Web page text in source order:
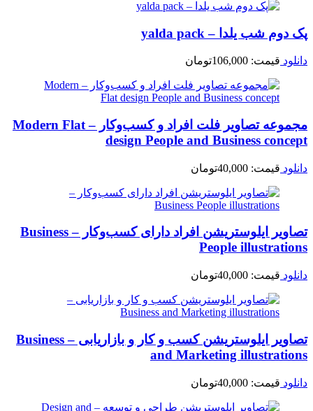
پک دوم شب یلدا – yalda pack
دانلود قیمت: 106,000تومان
مجموعه تصاویر فلت افراد و کسب‌وکار – Modern Flat
design People and Business concept
دانلود قیمت: 40,000تومان
تصاویر ایلوستریشن افراد دارای کسب‌وکار – Business
People illustrations
دانلود قیمت: 40,000تومان
تصاویر ایلوستریشن کسب و کار و بازاریابی – Business
and Marketing illustrations
دانلود قیمت: 40,000تومان